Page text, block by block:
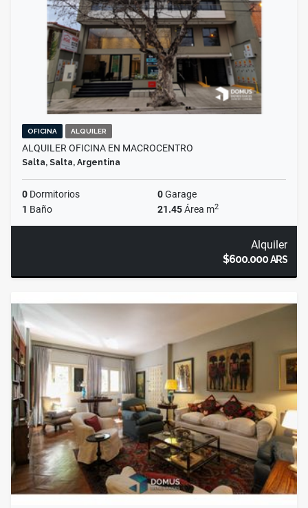
OFICINA ALQUILER
ALQUILER OFICINA EN MACROCENTRO
Salta, Salta, Argentina
0 Dormitorios 0Garage
1 Baño 21.45Área m2
Alquiler
$600.000ARS